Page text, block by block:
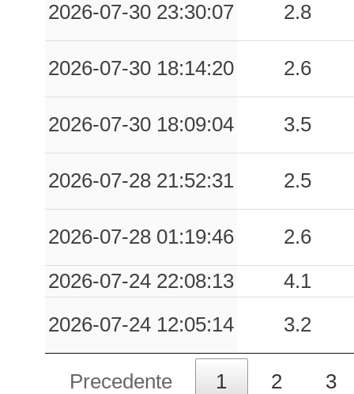
2026-07-30 23:30:07
2.8
2026-07-30 18:14:20 2.6
2026-07-30 18:09:04 3.5
2026-07-28 21:52:31 2.5
2026-07-28 01:19:46
2.6
2026-07-24 22:08:13
4.1
2026-07-24 12:05:14
3.2
Precedente 1 2 3